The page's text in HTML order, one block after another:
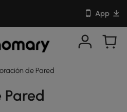
App
de Pared
Pared